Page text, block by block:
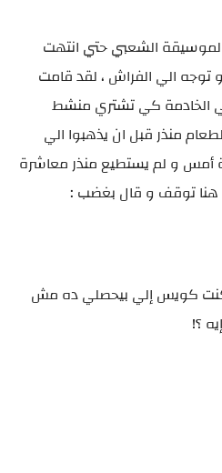
الشعبي حتي انتهت
الي الفراش ، لقد قامت
الخادمة كي تشتري منشط
منذر قبل ان يذهبوا الي
أمس و لم يستطيع منذر معاشرة
هنا توقف و قال بغضب :
كنت كويس إلي بيحصلي ده مش
؟!